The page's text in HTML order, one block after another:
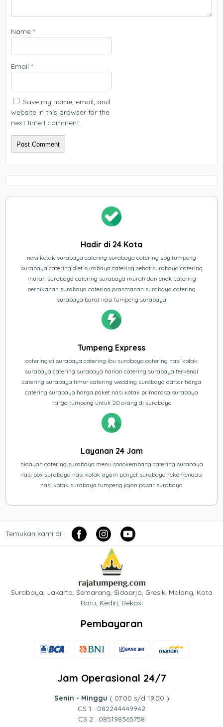
Name*
Email*
Save my name, email, and
website in this browser for the
next time I comment.
Hadir di 24 Kota
nasi kotak surabaya catering surabaya catering sby tumpeng
surabaya catering diet surabaya catering sehat surabaya catering
murah surabaya catering surabaya murah dan enak catering
pernikahan surabaya catering prasmanan surabaya catering
surabaya barat nasi tumpeng surabaya
Tumpeng Express
catering di surabaya catering ibu surabaya catering nasi kotak
surabaya catering surabaya harian catering surabaya terkenal
catering surabaya timur catering wedding surabaya daftar harga
catering surabaya harga paket nasi kotak primarasa surabaya
harga tumpeng untuk 20 orang di surabaya
Layanan 24 Jam
hidayah catering surabaya menu sonokembang catering surabaya
nasi box surabaya nasi kotak ayam penyet surabaya rekomendasi
nasi kotak surabaya tumpeng jajan pasar surabaya
Temukan kami di :
Surabaya, Jakarta, Semarang, Sidoarjo, Gresik, Malang, Kota
Batu, Kediri, Bekasi
Pembayaran
Jam Operasional 24/7
Senin - Minggu ( 07.00 s/d 19.00 )
CS 1 : 082244449942
CS 2 : 085198365758